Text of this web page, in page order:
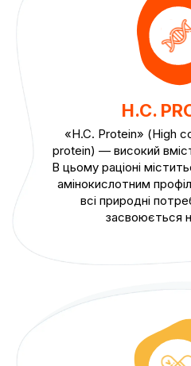
H.C.
«H.C. Protein» (High
protein) — високий вміст
В цьому раціоні
амінокислотним
всі природні
засвоюється